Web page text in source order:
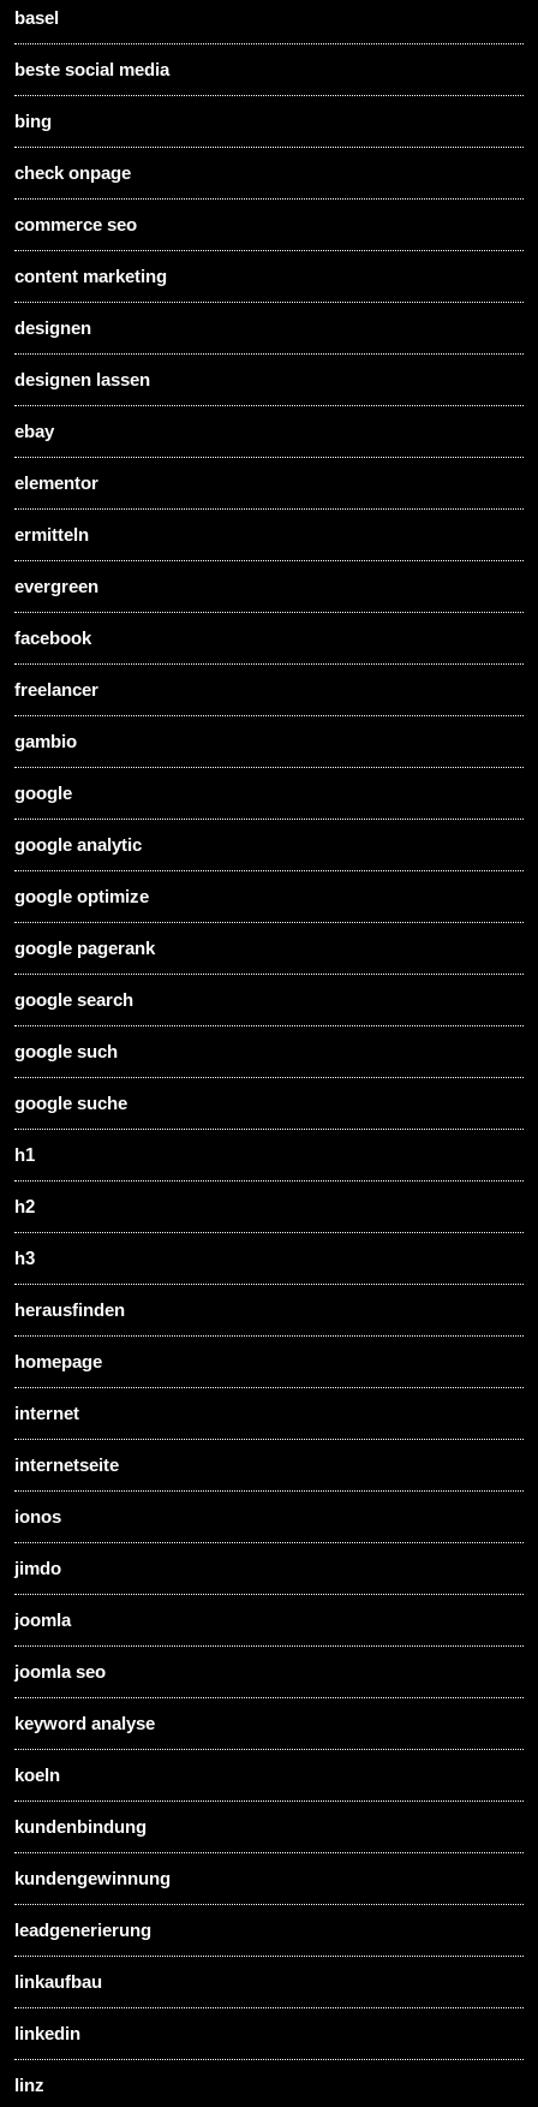
basel
beste social media
bing
check onpage
commerce seo
content marketing
designen
designen lassen
ebay
elementor
ermitteln
evergreen
facebook
freelancer
gambio
google
google analytic
google optimize
google pagerank
google search
google such
google suche
h1
h2
h3
herausfinden
homepage
internet
internetseite
ionos
jimdo
joomla
joomla seo
keyword analyse
koeln
kundenbindung
kundengewinnung
leadgenerierung
linkaufbau
linkedin
linz